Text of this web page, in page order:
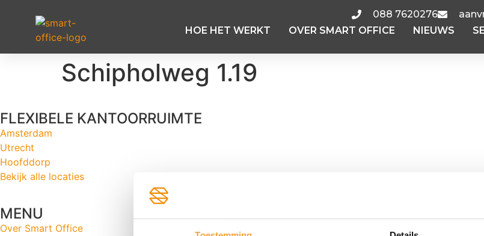
088 7620276
HOE HET WERKT
OVER SMART OFFICE NIEUWS
Schipholweg 1.19
FLEXIBELE KANTOORRUIMTE
Amsterdam
Utrecht
Hoofddorp
Bekijk alle locaties
MENU
Over Smart Office